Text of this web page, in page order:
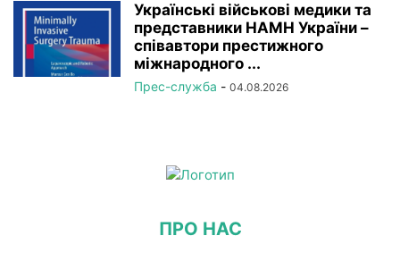
Українські військові медики та
представники НАМН України –
співавтори престижного
міжнародного ...
Прес-служба - 04.08.2026
ПРО НАС